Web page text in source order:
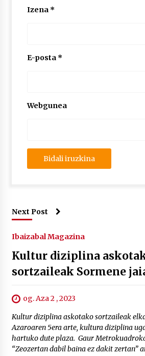
Izena *
E-posta *
Webgunea
Next Post
Ibaizabal Magazina
Kultur diziplina
sortzaileak Sormene
og. Aza 2 , 2023
Kultur diziplina askotako sortzaileak
Azaroaren 5era arte, kultura diziplina
hartuko dute plaza. Gaur
“Zeozertan dabil baina ez dakit zertan”